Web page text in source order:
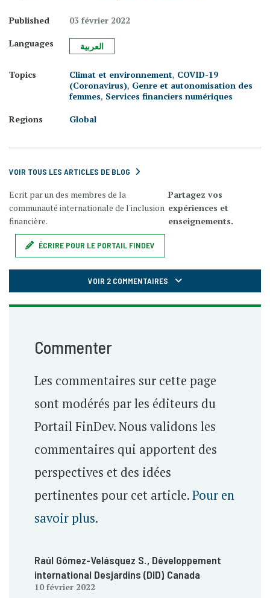
Published
03 février 2022
Languages
العربية
Topics Climat et environnement, COVID-19
(Coronavirus), Genre et autonomisation des
femmes, Services financiers numériques
Regions
Global
VOIR TOUS LES ARTICLES DE BLOG
Ecrit par un des membres de la
communauté internationale de l'inclusion
financière.
Partagez vos
expériences et
enseignements.
ÉCRIRE POUR LE PORTAIL FINDEV
VOIR 2 COMMENTAIRES
Commenter
Les commentaires sur cette page
sont modérés par les éditeurs du
Portail FinDev. Nous validons les
commentaires qui apportent des
perspectives et des idées
pertinentes pour cet article.Pour en
savoir plus.
Raúl Gómez-Velásquez S., Développement
international Desjardins (DID), Canada
10 février 2022